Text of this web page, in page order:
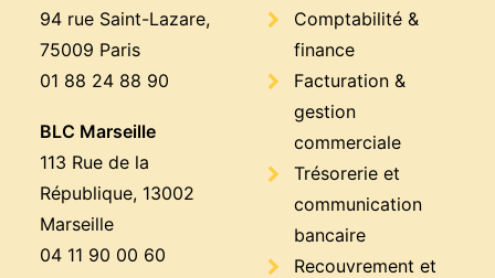
94 rue Saint-Lazare,
75009 Paris
01 88 24 88 90
BLC Marseille
113 Rue de la
République, 13002
Marseille
04 11 90 00 60
Comptabilité &
finance
Facturation &
gestion
commerciale
Trésorerie et
communication
bancaire
Recouvrement et